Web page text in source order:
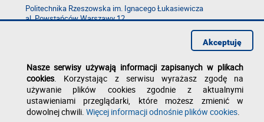
Politechnika Rzeszowska im. Ignacego Łukasiewicza
al. Powstańców Warszawy 12
e-mail:kancelaria@prz.edu.pl
Deklaracja dostępności
Polityka prywatności
Zgłoś błąd na stronie
Nasze serwisy używają informacji zapisanych w plikach
cookies. Korzystając z serwisu wyrażasz zgodę na
używanie plików cookies zgodnie z aktualnymi
ustawieniami przeglądarki, które możesz zmienić w
dowolnej chwili. Więcej informacji odnośnie plików cookies.
Akceptuję